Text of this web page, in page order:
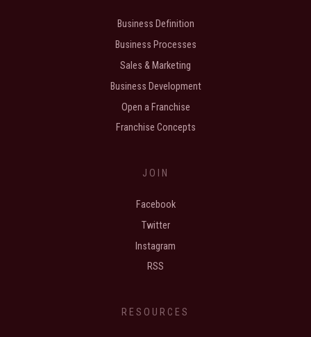
Business Definition
Business Processes
Sales & Marketing
Business Development
Open a Franchise
Franchise Concepts
JOIN
Facebook
Twitter
Instagram
RSS
RESOURCES